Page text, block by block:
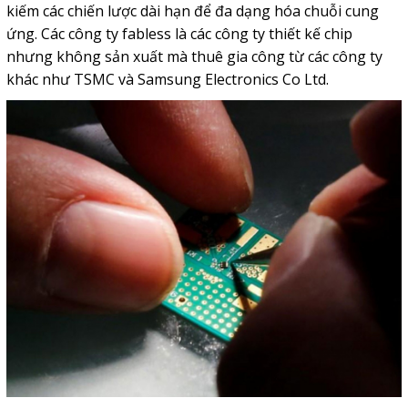
kiếm các chiến lược dài hạn để đa dạng hóa chuỗi cung
ứng. Các công ty fabless là các công ty thiết kế chip
nhưng không sản xuất mà thuê gia công từ các công ty
khác như TSMC và Samsung Electronics Co Ltd.